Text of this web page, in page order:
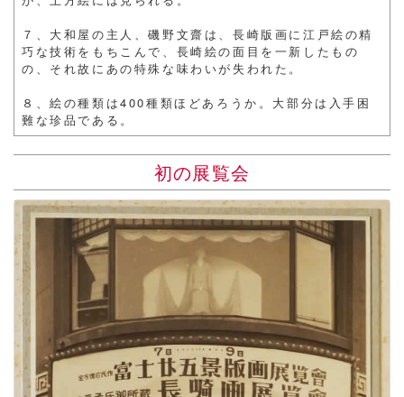
７、大和屋の主人、磯野文齋は、長崎版画に江戸絵の精
巧な技術をもちこんで、長崎絵の面目を一新したもの
の、それ故にあの特殊な味わいが失われた。
８、絵の種類は400種類ほどあろうか。大部分は入手困
難な珍品である。
初の展覧会